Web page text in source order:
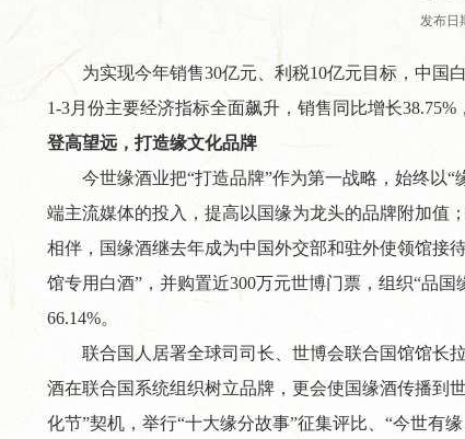
发布日
为实现今年销售30亿元、利税10亿元目标，中国
1-3月份主要经济指标全面飙升，销售同比增长38.75%
登高望远，打造缘文化品牌
今世缘酒业把“打造品牌”作为第一战略，始终以
端主流媒体的投入，提高以国缘为龙头的品牌附加值
相伴，国缘酒继去年成为中国外交部和驻外使领馆接
馆专用白酒”，并购置近300万元世博门票，组织“品
66.14%。
联合国人居署全球司司长、世博会联合国馆馆长
酒在联合国系统组织树立品牌，更会使国缘酒传播到
化节”契机，举行“十大缘分故事”征集评比、“今世有